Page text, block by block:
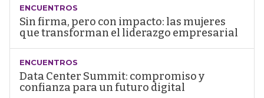
ENCUENTROS
Sin firma, pero con impacto: las mujeres
que transforman el liderazgo empresarial
ENCUENTROS
Data Center Summit: compromiso y
confianza para un futuro digital